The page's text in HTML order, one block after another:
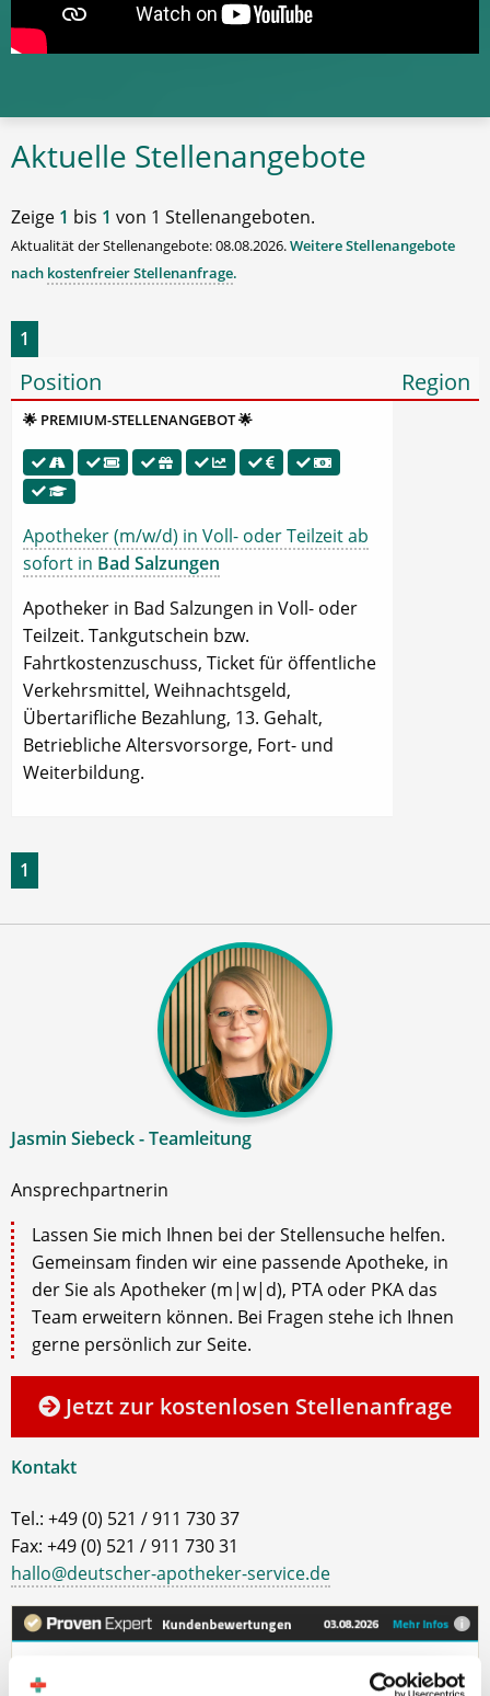
Aktuelle Stellenangebote
Zeige 1 bis 1 von 1 Stellenangeboten.
Aktualität der Stellenangebote: 08.08.2026.Weitere Stellenangebote
nach kostenfreier Stellenanfrage.
1
Position Region
🌟 PREMIUM-STELLENANGEBOT 🌟
Apotheker (m/w/d) in Voll- oder Teilzeit ab
sofort in Bad Salzungen
Apotheker in Bad Salzungen in Voll- oder
Teilzeit. Tankgutschein bzw.
Fahrtkostenzuschuss, Ticket für öffentliche
Verkehrsmittel, Weihnachtsgeld,
Übertarifliche Bezahlung, 13. Gehalt,
Betriebliche Altersvorsorge, Fort- und
Weiterbildung.
1
Jasmin Siebeck - Teamleitung
Ansprechpartnerin
Lassen Sie mich Ihnen bei der Stellensuche helfen.
Gemeinsam finden wir eine passende Apotheke, in
der Sie als Apotheker (m|w|d), PTA oder PKA das
Team erweitern können. Bei Fragen stehe ich Ihnen
gerne persönlich zur Seite.
Jetzt zur kostenlosen Stellenanfrage
Kontakt
Tel.: +49 (0) 521 / 911 730 37
Fax: +49 (0) 521 / 911 730 31
hallo@deutscher-apotheker-service.de